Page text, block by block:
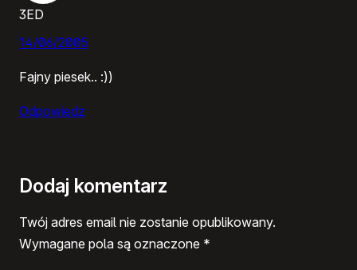
3ED
14/06/2005
Fajny piesek.. :))
Odpowiedz
Dodaj komentarz
Twój adres email nie zostanie opublikowany.
Wymagane pola są oznaczone *